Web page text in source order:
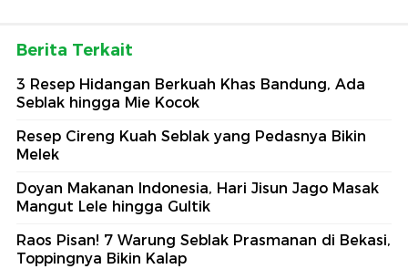
Berita Terkait
3 Resep Hidangan Berkuah Khas Bandung, Ada
Seblak hingga Mie Kocok
Resep Cireng Kuah Seblak yang Pedasnya Bikin
Melek
Doyan Makanan Indonesia, Hari Jisun Jago Masak
Mangut Lele hingga Gultik
Raos Pisan! 7 Warung Seblak Prasmanan di Bekasi,
Toppingnya Bikin Kalap